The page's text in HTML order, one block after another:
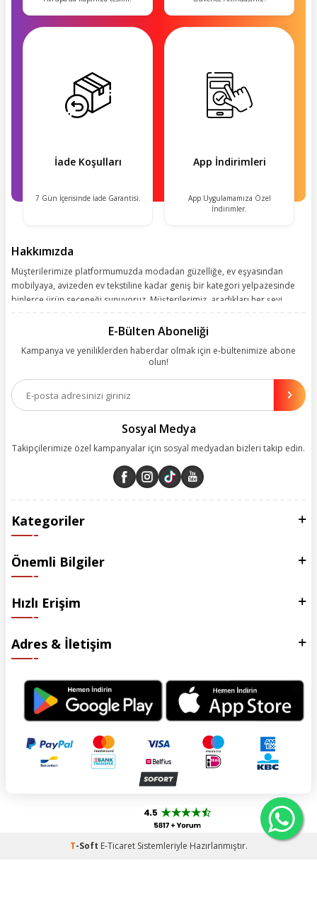
İade Koşulları
7 Gün İçerisinde İade Garantisi.
App İndirimleri
App Uygulamamıza Özel
İndirimler.
Hakkımızda
Müşterilerimize platformumuzda modadan güzelliğe, ev eşyasından
mobilyaya, avizeden ev tekstiline kadar geniş bir kategori yelpazesinde
binlerce ürün seçeneği sunuyoruz. Müşterilerimiz, aradıkları her şeyi
kolay, kusursuz ve keyifli bir alışveriş yolculuğu sunarken deneyiminize
olanakları sunuyoruz. Çalışmalarımızı müşterilerimizin memnuniyetini
esas alarak yürütüyoruz.
E-Bülten Aboneliği
Kampanya ve yeniliklerden haberdar olmak için e-bültenimize abone
olun!
Sosyal Medya
Takipçilerimize özel kampanyalar için sosyal medyadan bizleri takip edin.
Kategoriler
Önemli Bilgiler
Hızlı Erişim
Adres & İletişim
T-Soft E-TicaretSistemleriyle Hazırlanmıştır.